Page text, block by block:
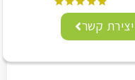
יצירת קשר